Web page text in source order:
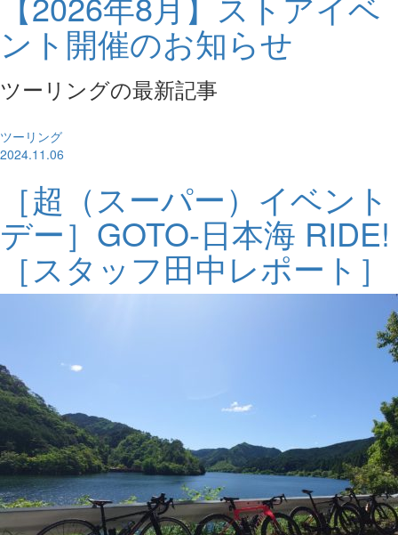
ント開催のお知らせ
ツーリングの最新記事
ツーリング
2024.11.06
［超（スーパー）イベント
デー］GOTO-日本海 RIDE!
［スタッフ田中レポート］